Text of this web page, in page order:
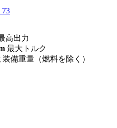
73
高出力
最大トルク
装備重量（燃料を除く）